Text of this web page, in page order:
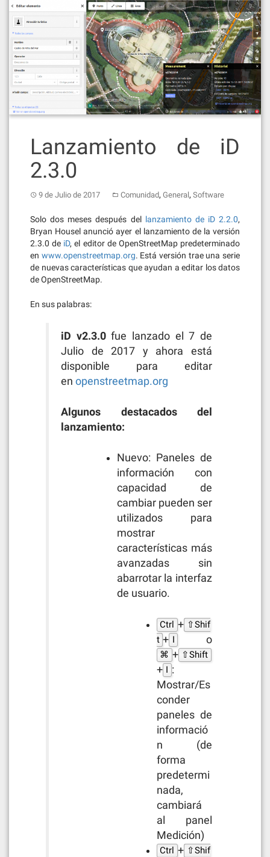
Lanzamiento de iD
2.3.0
9 de Julio de 2017 Comunidad, General, Software
Solo dos meses después del lanzamiento de iD 2.2.0,
Bryan Housel anunció ayer el lanzamiento de la versión
2.3.0 de iD, el editor de OpenStreetMap predeterminado
en www.openstreetmap.org. Está versión trae una serie
de nuevas características que ayudan a editar los datos
de OpenStreetMap.
En sus palabras:
iD v2.3.0fue lanzado el 7 de
Julio de 2017 y ahora está
disponible para editar
enopenstreetmap.org
Algunos destacados del
lanzamiento:
Nuevo: Paneles de
información con
capacidad de
cambiar pueden ser
utilizados para
mostrar
características más
avanzadas sin
abarrotar la interfaz
de usuario.
Ctrl + ⇧Shif
t + I o
⌘ + ⇧Shift
+ I :
Mostrar/Es
conder
paneles de
informació
n (de
forma
predetermi
nada,
cambiará
al panel
Medición)
Ctrl + ⇧Shif